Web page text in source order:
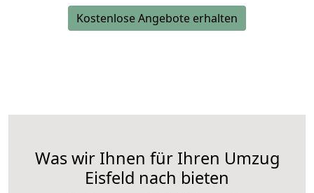
Kostenlose Angebote erhalten
Was wir Ihnen für Ihren Umzug
Eisfeld nach bieten